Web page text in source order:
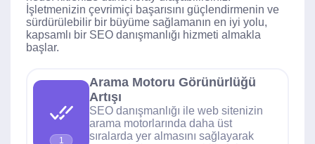
İşletmenizin çevrimiçi başarısını güçlendirmenin ve
sürdürülebilir bir büyüme sağlamanın en iyi yolu,
kapsamlı bir SEO danışmanlığı hizmeti almakla
başlar.
1
Arama Motoru Görünürlüğü
Artışı
SEO danışmanlığı ile web sitenizin
arama motorlarında daha üst
sıralarda yer almasını sağlayarak